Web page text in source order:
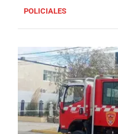
POLICIALES